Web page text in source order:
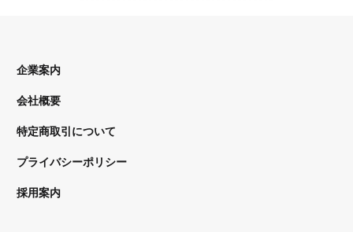
企業案内
会社概要
特定商取引について
プライバシーポリシー
採用案内